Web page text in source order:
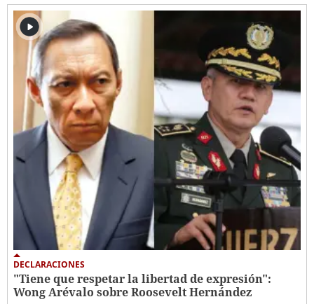
DECLARACIONES
"Tiene que respetar la libertad de expresión":
Wong Arévalo sobre Roosevelt Hernández